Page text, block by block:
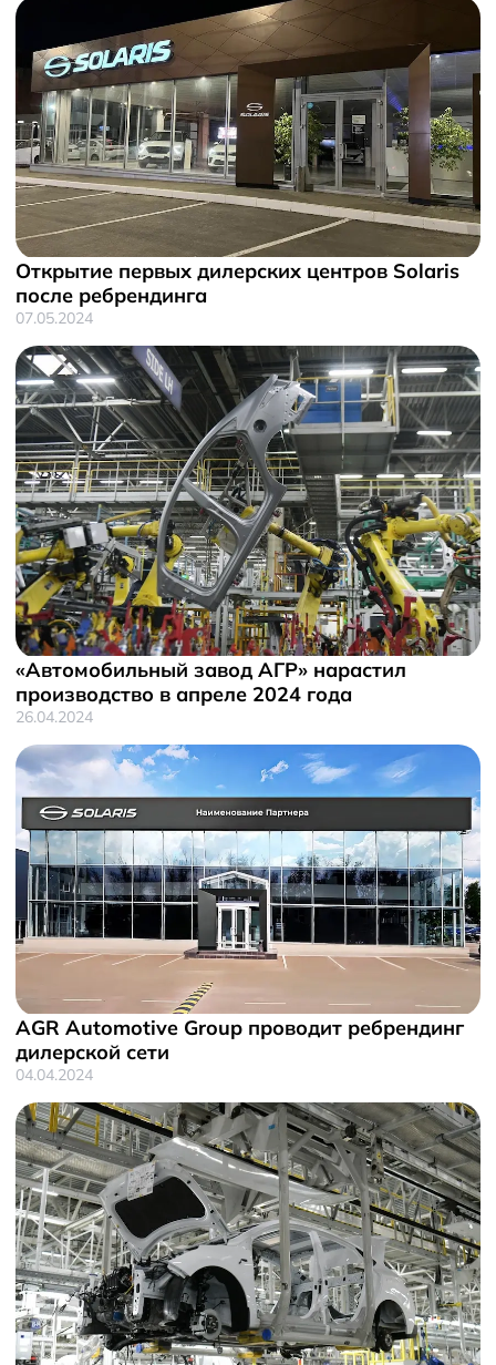
Открытие первых дилерских центров Solaris
после ребрендинга
07.05.2024
«Автомобильный завод АГР» нарастил
производство в апреле 2024 года
26.04.2024
AGR Automotive Group проводит ребрендинг
дилерской сети
04.04.2024